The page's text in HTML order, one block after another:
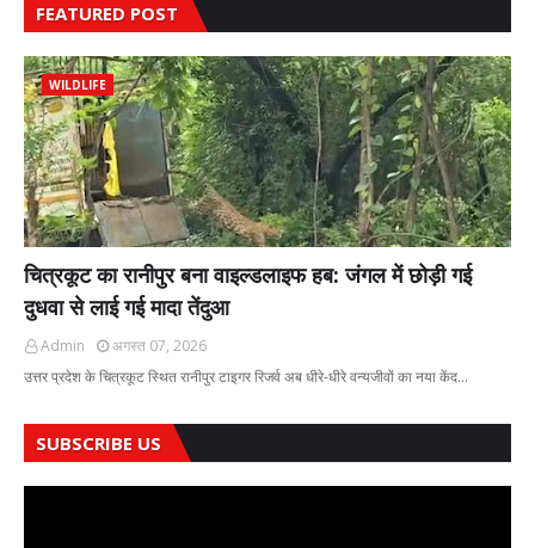
FEATURED POST
WILDLIFE
चित्रकूट का रानीपुर बना वाइल्डलाइफ हब: जंगल में छोड़ी गई
दुधवा से लाई गई मादा तेंदुआ
Admin
अगस्त 07, 2026
उत्तर प्रदेश के चित्रकूट स्थित रानीपुर टाइगर रिजर्व अब धीरे-धीरे वन्यजीवों का नया केंद…
SUBSCRIBE US